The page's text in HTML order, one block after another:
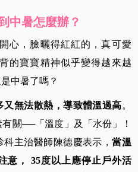
中暑怎麼辦？
心，臉曬得紅紅的，真可愛
的寶寶精神似乎變得越來越
中暑了嗎？
無法散熱，導致體溫過高。
關──「溫度」及「水份」！
科主治醫師陳德慶表示，當溫
意， 35度以上應停止戶外活